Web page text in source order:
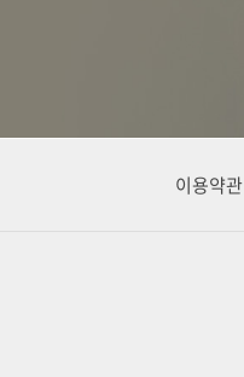
이용약관